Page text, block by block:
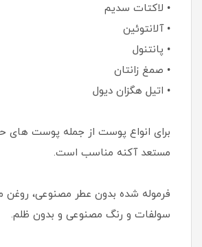
• لاکتات سدیم
• آلانتوئین
• پانتنول
• صمغ زانتان
• اتیل هگزان دیول
برای انواع پوست از جمله پوست
مستعد آکنه مناسب است.
فرموله شده بدون عطر مصنوعی، روغن
سولفات و رنگ مصنوعی و بدون ظلم.